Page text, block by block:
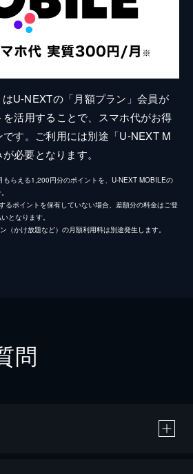
はU-NEXTの「月額プラン」会員が
活用することで、スマホ代がお得
す。ご利用には別途「U-NEXT M
必要となります。
もらえる1,200円分のポイントを、U-NEXT MOBILEの
るポイントを保有していない場合、差額分の料金はご登
となります。
（かけ放題など）の月額利用料は別途発生します。
問